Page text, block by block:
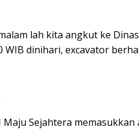
lah kita angkut ke
WIB dinihari, excavator
Sejahtera memasukkan